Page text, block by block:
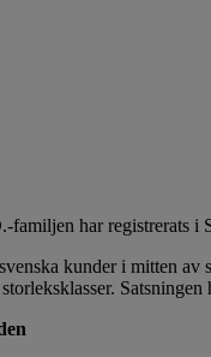
har registrerats i
kunder i mitten